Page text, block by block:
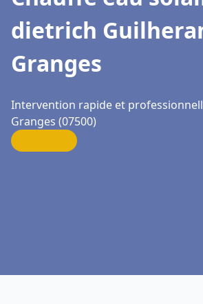
dietrich
Granges
Intervention rapide et
Granges (07500)